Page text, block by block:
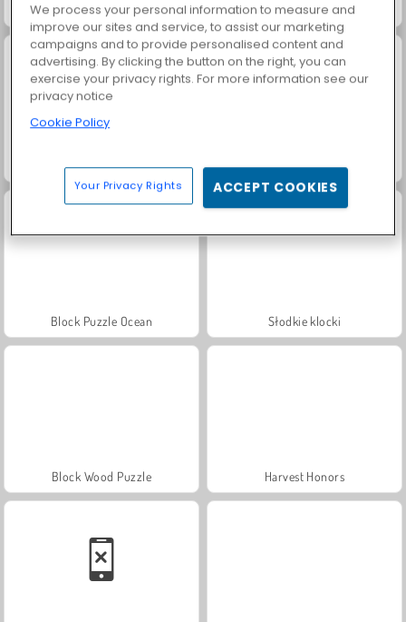
Juice Merge Grand Mahjong Connect
Gumowe bloki: Ewolucja Mistrz Bloków
Block Puzzle Ocean Słodkie klocki
Block Wood Puzzle Harvest Honors
We process your personal information to measure and
improve our sites and service, to assist our marketing
campaigns and to provide personalised content and
advertising. By clicking the button on the right, you can
exercise your privacy rights. For more information see our
privacy notice
Cookie Policy
Your Privacy Rights ACCEPT COOKIES